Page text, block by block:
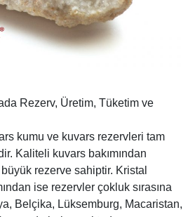
Rezerv, Üretim, Tüketim ve
kumu ve kuvars rezervleri tam
Kaliteli kuvars bakımından
rezerve sahiptir. Kristal
ise rezervler çokluk sırasına
Belçika, Lüksemburg, Macaristan,